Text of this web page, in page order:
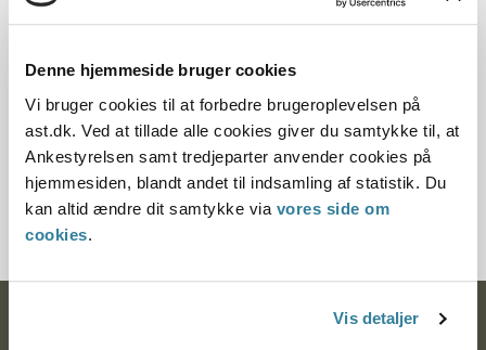
Denne hjemmeside bruger cookies
Vi bruger cookies til at forbedre brugeroplevelsen på
ast.dk. Ved at tillade alle cookies giver du samtykke til, at
Ankestyrelsen samt tredjeparter anvender cookies på
hjemmesiden, blandt andet til indsamling af statistik. Du
kan altid ændre dit samtykke via vores side om
cookies.
Vis detaljer
12.07.2013
Paragraf
§ 37 § 45 § 43 § 9 § 44 § 10o
Journalnummer
200531-98